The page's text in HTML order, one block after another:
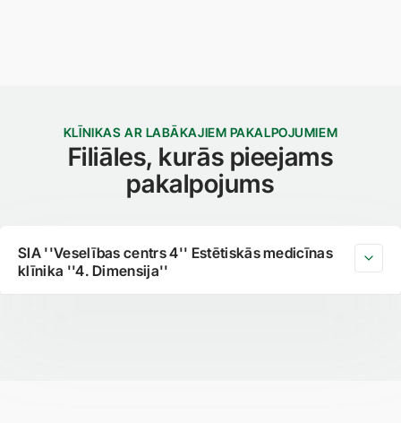
KLĪNIKAS AR LABĀKAJIEM PAKALPOJUMIEM
Filiāles, kurās pieejams
pakalpojums
SIA ''Veselības centrs 4'' Estētiskās medicīnas
klīnika ''4. Dimensija''